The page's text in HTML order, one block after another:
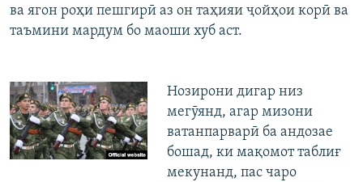
ва ягон роҳи пешгирӣ аз он таҳияи ҷойҳои корӣ ва
таъмини мардум бо маоши хуб аст.
Нозирони дигар низ
мегӯянд, агар мизони
ватанпарварӣ ба андозае
бошад, ки мақомот таблиғ
мекунанд, пас чаро